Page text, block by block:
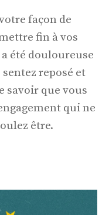
façon de
fin à vos
été douloureuse
reposé et
savoir que vous
qui ne
être.